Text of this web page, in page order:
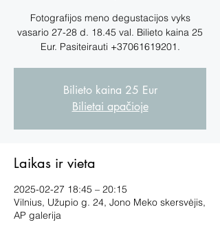
Fotografijos meno degustacijos vyks
vasario 27-28 d. 18.45 val. Bilieto kaina 25
Eur. Pasiteirauti +37061619201.
Bilieto kaina 25 Eur
Bilietai apačioje
Laikas ir vieta
2025-02-27 18:45 – 20:15
Vilnius, Užupio g. 24, Jono Meko skersvėjis,
AP galerija